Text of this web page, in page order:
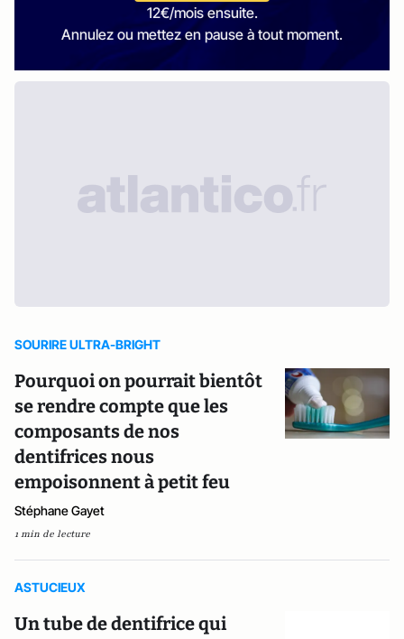
12€/mois ensuite.
Annulez ou mettez en pause à tout moment.
SOURIRE ULTRA-BRIGHT
Pourquoi on pourrait bientôt
se rendre compte que les
composants de nos
dentifrices nous
empoisonnent à petit feu
Stéphane Gayet
1 min de lecture
ASTUCIEUX
Un tube de dentifrice qui